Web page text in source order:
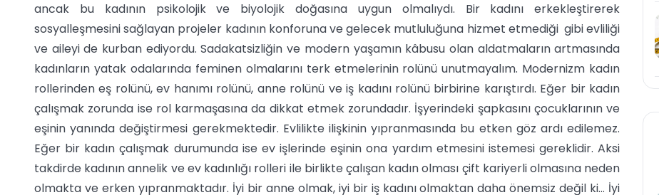
ancak bu kadının psikolojik ve biyolojik doğasına uygun olmalıydı. Bir kadını erkekleştirerek
sosyalleşmesini sağlayan projeler kadının konforuna ve gelecek mutluluğuna hizmet etmediği gibi evliliği
ve aileyi de kurban ediyordu. Sadakatsizliğin ve modern yaşamın kâbusu olan aldatmaların artmasında
kadınların yatak odalarında feminen olmalarını terk etmelerinin rolünü unutmayalım. Modernizm kadın
rollerinden eş rolünü, ev hanımı rolünü, anne rolünü ve iş kadını rolünü birbirine karıştırdı. Eğer bir kadın
çalışmak zorunda ise rol karmaşasına da dikkat etmek zorundadır. İşyerindeki şapkasını çocuklarının ve
eşinin yanında değiştirmesi gerekmektedir. Evlilikte ilişkinin yıpranmasında bu etken göz ardı edilemez.
Eğer bir kadın çalışmak durumunda ise ev işlerinde eşinin ona yardım etmesini istemesi gereklidir. Aksi
takdirde kadının annelik ve ev kadınlığı rolleri ile birlikte çalışan kadın olması çift kariyerli olmasına neden
olmakta ve erken yıpranmaktadır. İyi bir anne olmak, iyi bir iş kadını olmaktan daha önemsiz değil ki… İyi